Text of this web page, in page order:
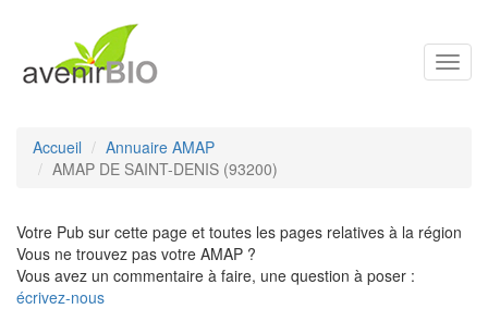
Accueil
Annuaire AMAP
AMAP DE SAINT-DENIS (93200)
Votre Pub sur cette page et toutes les pages relatives à la région
Vous ne trouvez pas votre AMAP ?
Vous avez un commentaire à faire, une question à poser :
écrivez-nous